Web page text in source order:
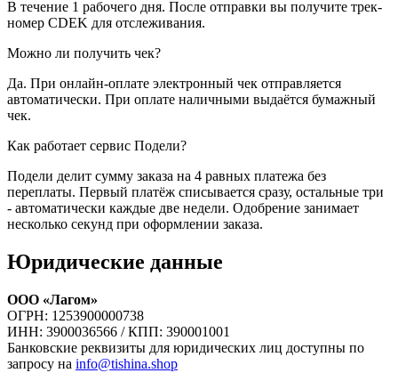
В течение 1 рабочего дня. После отправки вы получите трек-
номер CDEK для отслеживания.
Можно ли получить чек?
Да. При онлайн-оплате электронный чек отправляется
автоматически. При оплате наличными выдаётся бумажный
чек.
Как работает сервис Подели?
Подели делит сумму заказа на 4 равных платежа без
переплаты. Первый платёж списывается сразу, остальные три
- автоматически каждые две недели. Одобрение занимает
несколько секунд при оформлении заказа.
Юридические данные
ООО «Лагом»
ОГРН: 1253900000738
ИНН: 3900036566 / КПП: 390001001
Банковские реквизиты для юридических лиц доступны по
запросу на info@tishina.shop